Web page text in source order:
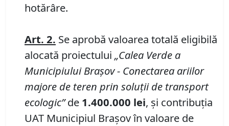
hotărâre.
Art. 2. Se aprobă valoarea totală eligibilă
alocată proiectului „Calea Verde a
Municipiului Brașov- Conectarea ariilor
majore de teren prin soluții de transport
ecologic”de 1.400.000 lei, și contribuția
UAT Municipiul Brașov în valoare de